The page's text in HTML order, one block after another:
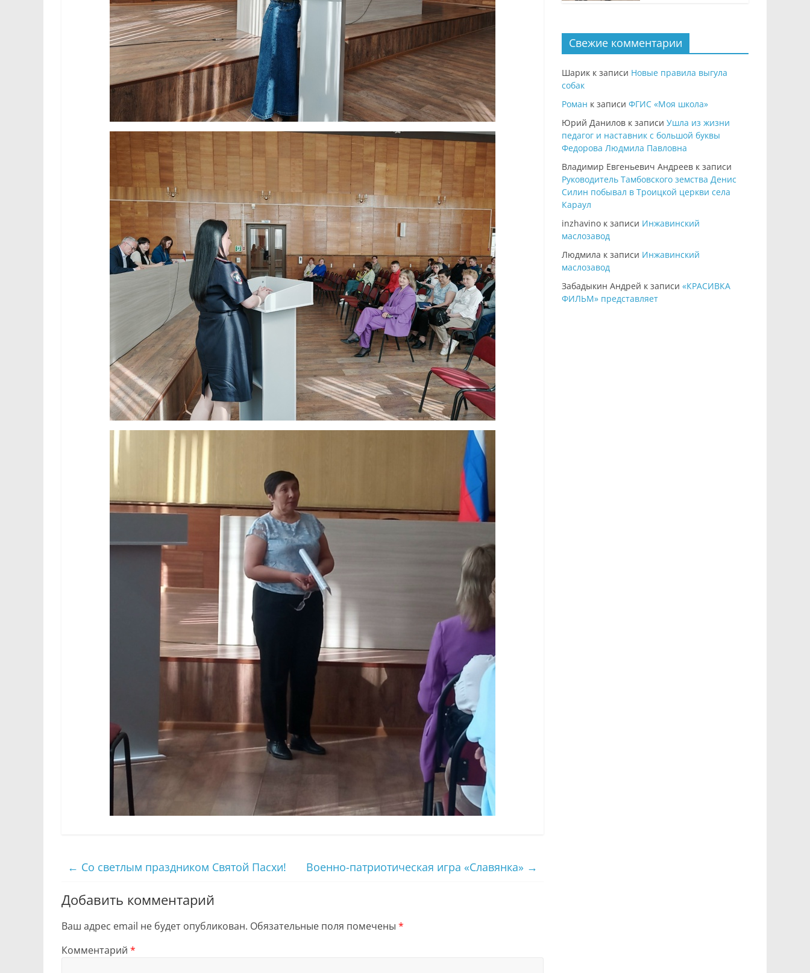
← Со светлым праздником Святой Пасхи! Военно-патриотическая игра «Славянка» →
Добавить комментарий
Ваш адрес email не будет опубликован. Обязательные поля помечены *
Комментарий *
Свежие комментарии
Шарик к записи Новые правила выгула
собак
Роман к записи ФГИС «Моя школа»
Юрий Данилов к записи Ушла из жизни
педагог и наставник с большой буквы
Федорова Людмила Павловна
Владимир Евгеньевич Андреев к записи
Руководитель Тамбовского земства Денис
Силин побывал в Троицкой церкви села
Караул
inzhavino к записи Инжавинский
маслозавод
Людмила к записи Инжавинский
маслозавод
Забадыкин Андрей к записи «КРАСИВКА
ФИЛЬМ» представляет